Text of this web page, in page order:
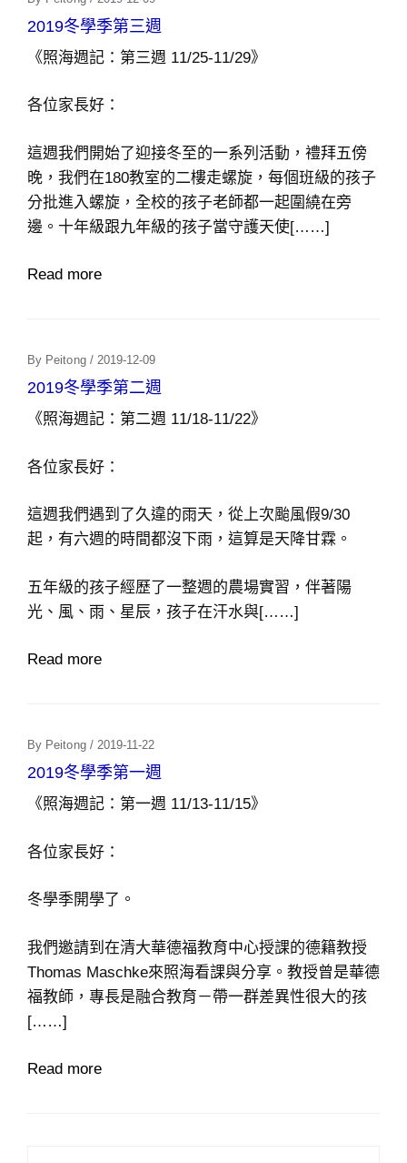
On
2019冬學季第三週
《照海週記：第三週 11/25-11/29》
各位家長好：
這週我們開始了迎接冬至的一系列活動，禮拜五傍
晚，我們在180教室的二樓走螺旋，每個班級的孩子
分批進入螺旋，全校的孩子老師都一起圍繞在旁
邊。十年級跟九年級的孩子當守護天使[……]
Read more
By Peitong/ Posted
On
2019-12-09
2019冬學季第二週
《照海週記：第二週 11/18-11/22》
各位家長好：
這週我們遇到了久違的雨天，從上次颱風假9/30
起，有六週的時間都沒下雨，這算是天降甘霖。
五年級的孩子經歷了一整週的農場實習，伴著陽
光、風、雨、星辰，孩子在汗水與[……]
Read more
By Peitong/ Posted
On
2019-11-22
2019冬學季第一週
《照海週記：第一週 11/13-11/15》
各位家長好：
冬學季開學了。
我們邀請到在清大華德福教育中心授課的德籍教授
Thomas Maschke來照海看課與分享。教授曾是華德
福教師，專長是融合教育－帶一群差異性很大的孩
[……]
Read more